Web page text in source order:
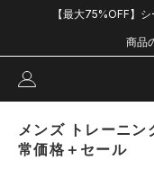
【最大75%OFF】
商品
メンズ トレーニン
常価格＋セール